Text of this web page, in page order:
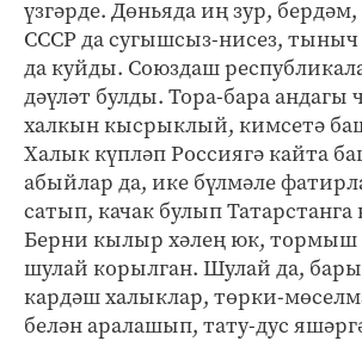
үзгәрде. Дөньяда иң зур, бердәм,
СССР да сугышсыз-нисез,
да куйды. Союздаш
дәүләт булды. Тора-бара андагы
халкын кысрыклый, кимсетә
Халык күпләп Россиягә кайта
абыйлар да, ике бүлмәле
сатып, качак булып
Берни кылыр хәлең юк, тормыш
шулай корылган. Шулай да,
кардәш халыклар, төрки-
белән аралашып, тату-дус